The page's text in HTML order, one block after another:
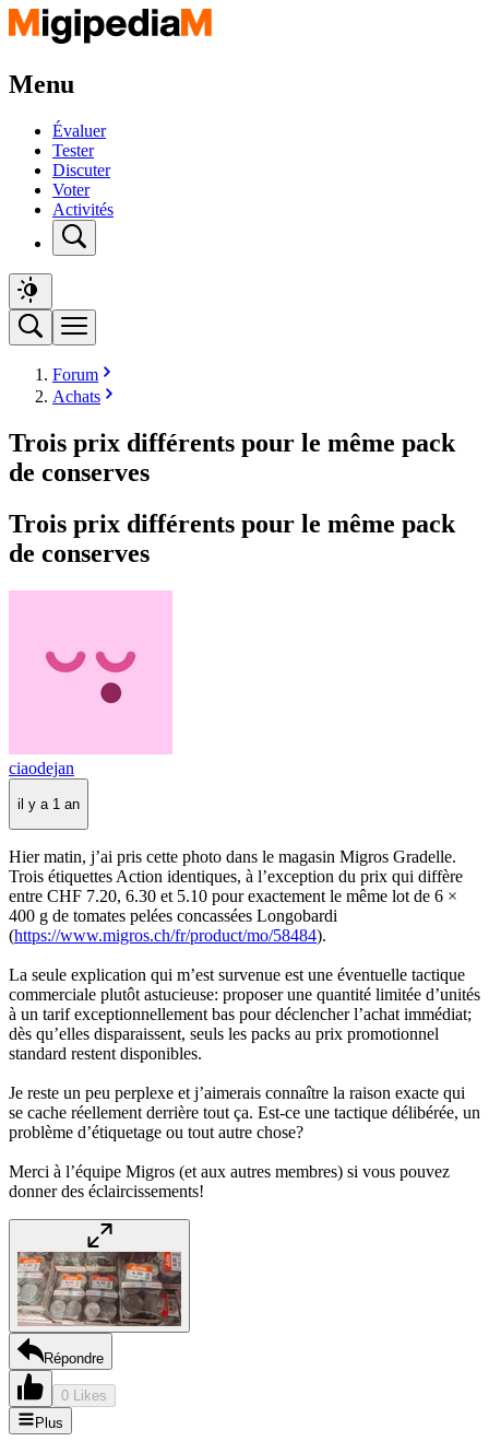
Menu
Évaluer
Tester
Discuter
Voter
Activités
Forum
Achats
Trois prix différents pour le même pack
de conserves
Trois prix différents pour le même pack
de conserves
ciaodejan
il y a 1 an
Hier matin, j’ai pris cette photo dans le magasin Migros Gradelle.
Trois étiquettes Action identiques, à l’exception du prix qui diffère
entre CHF 7.20, 6.30 et 5.10 pour exactement le même lot de 6 ×
400 g de tomates pelées concassées Longobardi
(https://www.migros.ch/fr/product/mo/58484).
La seule explication qui m’est survenue est une éventuelle tactique
commerciale plutôt astucieuse: proposer une quantité limitée d’unités
à un tarif exceptionnellement bas pour déclencher l’achat immédiat;
dès qu’elles disparaissent, seuls les packs au prix promotionnel
standard restent disponibles.
Je reste un peu perplexe et j’aimerais connaître la raison exacte qui
se cache réellement derrière tout ça. Est-ce une tactique délibérée, un
problème d’étiquetage ou tout autre chose?
Merci à l’équipe Migros (et aux autres membres) si vous pouvez
donner des éclaircissements!
Répondre
0 Likes
Plus